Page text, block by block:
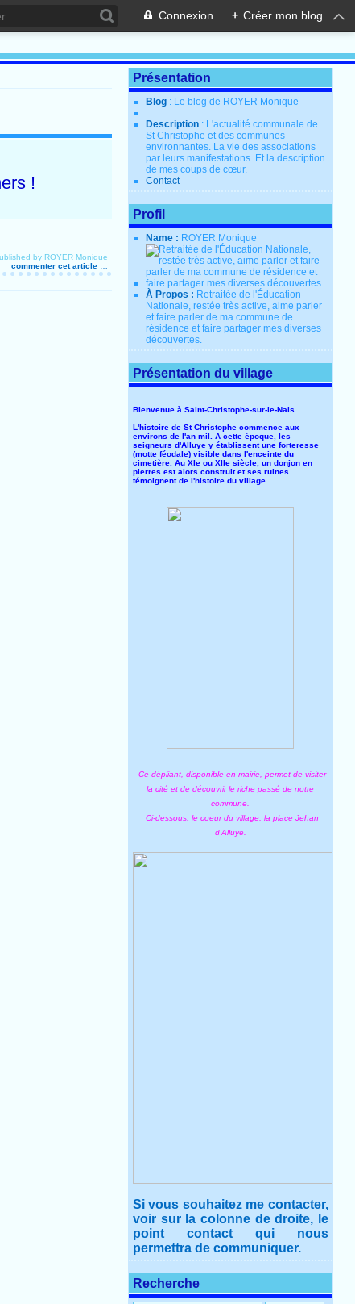
Connexion + Créer mon blog
!
by ROYER Monique
commenter cet article
Présentation
Blog : Le blog de ROYER Monique
Description : L'actualité communale de
St Christophe et des communes
environnantes. La vie des associations
par leurs manifestations. Et la description
de mes coups de cœur.
Contact
Profil
Name : ROYER Monique
À Propos : Retraitée de l'Éducation
Nationale, restée très active, aime parler
et faire parler de ma commune de
résidence et faire partager mes diverses
découvertes.
Présentation du village
Bienvenue à Saint-Christophe-sur-le-Nais
L'histoire de St Christophe commence aux
environs de l'an mil. A cette époque, les
seigneurs d'Alluye y établissent une forteresse
(motte féodale) visible dans l'enceinte du
cimetière. Au XIe ou XIIe siècle, un donjon en
pierres est alors construit et ses ruines
témoignent de l'histoire du village.
Ce dépliant, disponible en mairie, permet de visiter
la cité et de découvrir le riche passé de notre
commune.
Ci-dessous, le coeur du village, la place Jehan
d'Alluye.
Si vous souhaitez me contacter,
voir sur la colonne de droite, le
point contact qui nous
permettra de communiquer.
Recherche